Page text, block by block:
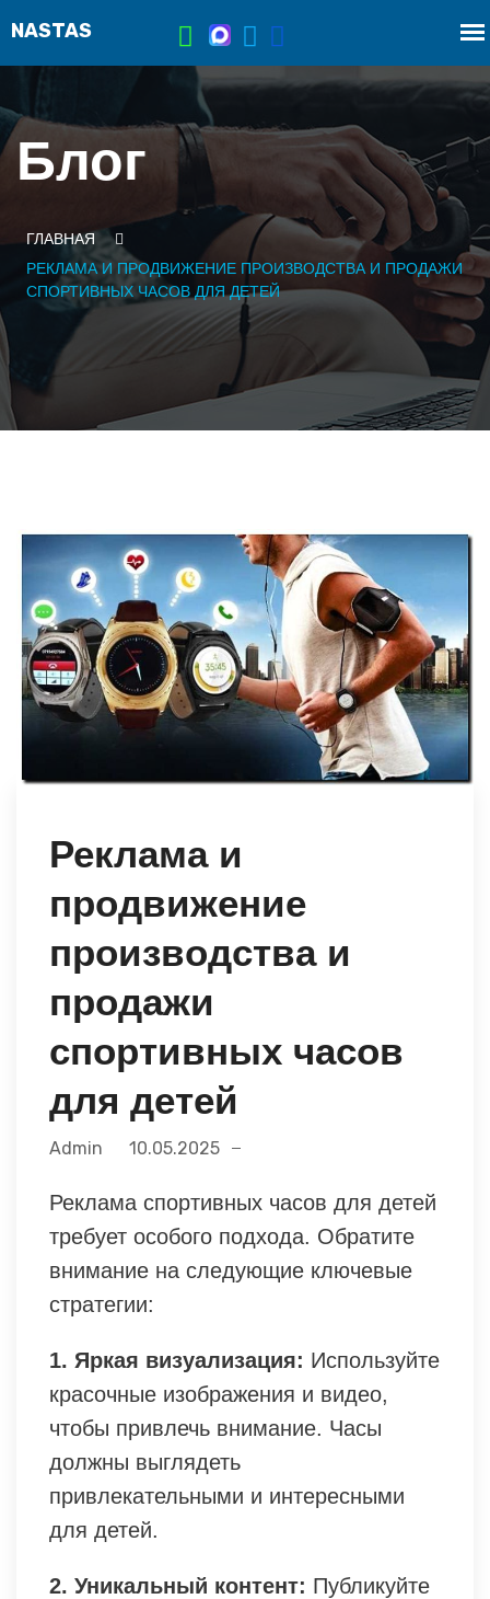
Блог
ГЛАВНАЯ
РЕКЛАМА И ПРОДВИЖЕНИЕ ПРОИЗВОДСТВА И ПРОДАЖИ
СПОРТИВНЫХ ЧАСОВ ДЛЯ ДЕТЕЙ
Реклама и
продвижение
производства и
продажи
спортивных часов
для детей
Admin 10.05.2025
Реклама спортивных часов для детей
требует особого подхода. Обратите
внимание на следующие ключевые
стратегии:
1. Яркая визуализация: Используйте
красочные изображения и видео,
чтобы привлечь внимание. Часы
должны выглядеть
привлекательными и интересными
для детей.
2. Уникальный контент: Публикуйте